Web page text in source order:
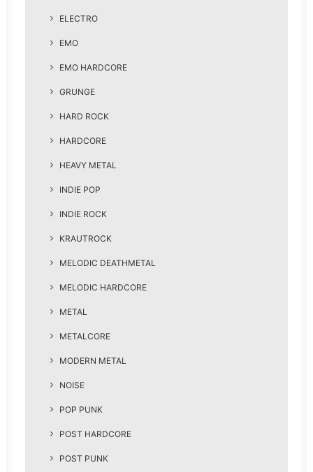
ELECTRO
EMO
EMO HARDCORE
GRUNGE
HARD ROCK
HARDCORE
HEAVY METAL
INDIE POP
INDIE ROCK
KRAUTROCK
MELODIC DEATHMETAL
MELODIC HARDCORE
METAL
METALCORE
MODERN METAL
NOISE
POP PUNK
POST HARDCORE
POST PUNK